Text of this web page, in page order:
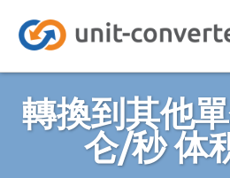
轉換到其他
仑/秒 体